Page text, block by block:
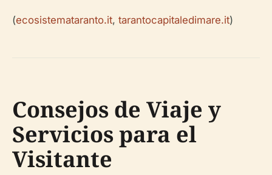
(ecosistemataranto.it, tarantocapitaledimare.it)
Consejos de Viaje y
Servicios para el
Visitante